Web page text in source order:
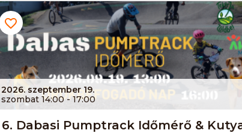
2026. szeptember 19.
szombat 14:00 - 17:00
6. Dabasi Pumptrack Időmérő &